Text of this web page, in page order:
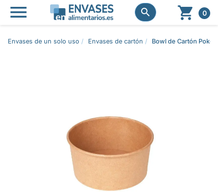
 
  0
Envases de un solo uso Envases de cartón Bowl de Cartón